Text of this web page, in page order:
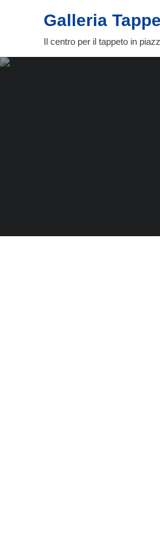
Galleria
Il centro per il tappeto in